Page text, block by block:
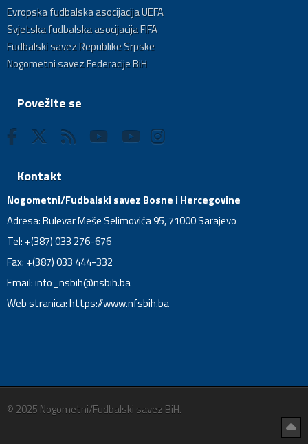
Evropska fudbalska asocijacija UEFA
Svjetska fudbalska asocijacija FIFA
Fudbalski savez Republike Srpske
Nogometni savez Federacije BiH
Povežite se
Kontakt
Nogometni/Fudbalski savez Bosne i Hercegovine
Adresa: Bulevar Meše Selimovića 95, 71000 Sarajevo
Tel: +(387) 033 276-676
Fax: +(387) 033 444-332
Email:info_nsbih@nsbih.ba
Web stranica: https://www.nfsbih.ba
© 2025 Nogometni/Fudbalski savez BiH.